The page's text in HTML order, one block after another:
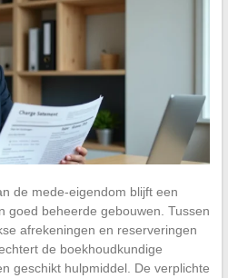
de mede-eigendom blijft een
goed beheerde gebouwen. Tussen
afrekeningen en reserveringen
de boekhoudkundige
geschikt hulpmiddel. De verplichte